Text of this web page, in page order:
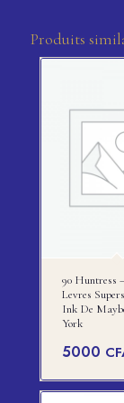
Produits
90 Huntress
Levres
Ink De
York
5000